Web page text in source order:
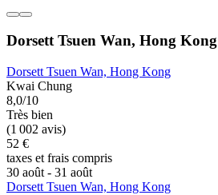
Dorsett Tsuen Wan, Hong Kong
Dorsett Tsuen Wan, Hong Kong
Kwai Chung
8,0/10
Très bien
(1 002 avis)
52 €
taxes et frais compris
30 août - 31 août
Dorsett Tsuen Wan, Hong Kong